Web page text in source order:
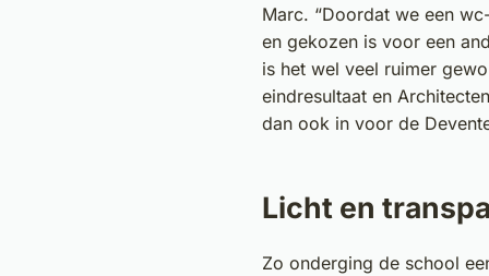
Marc. “Doordat we een
en gekozen is voor een
is het wel veel ruimer
eindresultaat en
dan ook in voor de
Licht en
Zo onderging de school